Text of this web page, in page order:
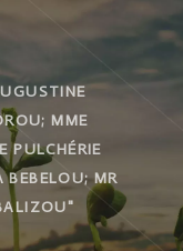
MME
PULCHÉRIE
BEBELOU; MR